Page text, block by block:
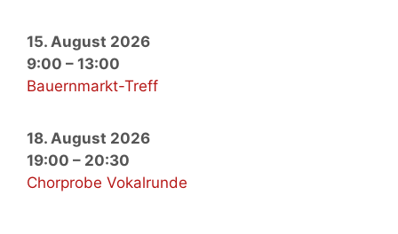
15. August 2026
9:00 – 13:00
Bauernmarkt-Treff
18. August 2026
19:00 – 20:30
Chorprobe Vokalrunde